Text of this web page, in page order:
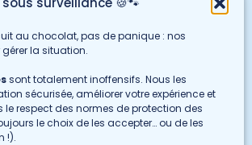
au chocolat, pas de panique : nos
la situation.
sont totalement inoffensifs. Nous les
sécurisée, améliorer votre expérience et
respect des normes de protection des
le choix de les accepter… ou de les
!).
Nous contacter